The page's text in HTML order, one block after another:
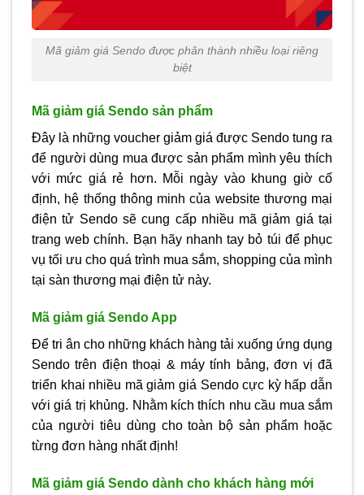
Mã giảm giá Sendo được phân thành nhiều loại riêng
biệt
Mã giảm giá Sendo sản phẩm
Đây là những voucher giảm giá được Sendo tung ra
để người dùng mua được sản phẩm mình yêu thích
với mức giá rẻ hơn. Mỗi ngày vào khung giờ cố
định, hệ thống thông minh của website thương mại
điện tử Sendo sẽ cung cấp nhiều mã giảm giá tại
trang web chính. Bạn hãy nhanh tay bỏ túi để phục
vụ tối ưu cho quá trình mua sắm, shopping của mình
tại sàn thương mại điện tử này.
Mã giảm giá Sendo App
Để tri ân cho những khách hàng tải xuống ứng dụng
Sendo trên điện thoại & máy tính bảng, đơn vị đã
triển khai nhiều mã giảm giá Sendo cực kỳ hấp dẫn
với giá trị khủng. Nhằm kích thích nhu cầu mua sắm
của người tiêu dùng cho toàn bộ sản phẩm hoặc
từng đơn hàng nhất định!
Mã giảm giá Sendo dành cho khách hàng mới